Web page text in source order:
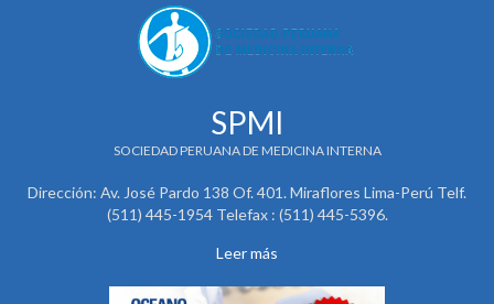
SPMI
SOCIEDAD PERUANA DE MEDICINA INTERNA
Dirección: Av. José Pardo 138 Of. 401. Miraflores Lima-Perú Telf.
(511) 445-1954 Telefax : (511) 445-5396.
Leer más